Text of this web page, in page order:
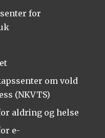
for
om vold
(NKVTS)
aldring og helse
e-